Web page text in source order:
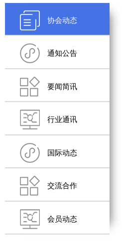
协会动态
通知公告
要闻简讯
行业通讯
国际动态
交流合作
会员动态